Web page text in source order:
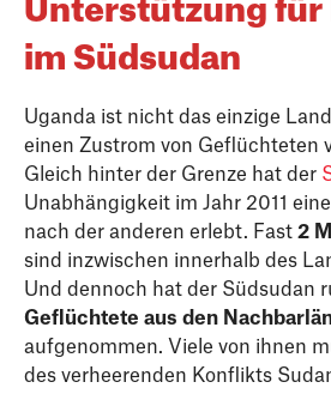
Unterstützung für
im Südsudan
Uganda ist nicht das einzige
einen Zustrom von Geflüchteten
Gleich hinter der Grenze hat der
Unabhängigkeit im Jahr 2011
nach der anderen erlebt. Fast 2
sind inzwischen innerhalb des
Und dennoch hat der Südsudan
Geflüchtete aus den
aufgenommen. Viele von ihnen
des verheerenden Konflikts